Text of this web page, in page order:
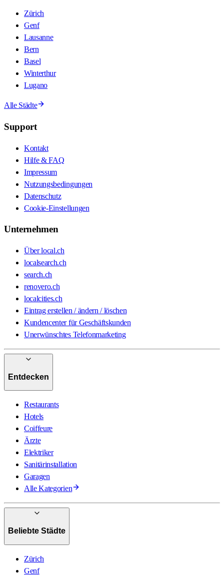
Zürich
Genf
Lausanne
Bern
Basel
Winterthur
Lugano
Alle Städte
Support
Kontakt
Hilfe & FAQ
Impressum
Nutzungsbedingungen
Datenschutz
Cookie-Einstellungen
Unternehmen
Über local.ch
localsearch.ch
search.ch
renovero.ch
localcities.ch
Eintrag erstellen / ändern / löschen
Kundencenter für Geschäftskunden
Unerwünschtes Telefonmarketing
Entdecken
Restaurants
Hotels
Coiffeure
Ärzte
Elektriker
Sanitärinstallation
Garagen
Alle Kategorien
Beliebte Städte
Zürich
Genf